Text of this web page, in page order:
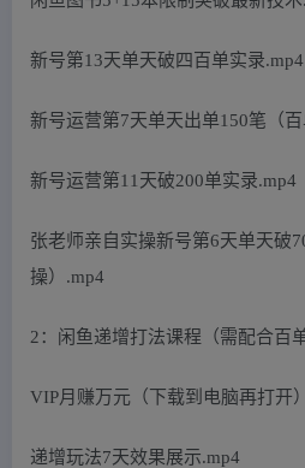
新号第13天单天破四百单实录.mp4
新号运营第7天单天出单150笔（
新号运营第11天破200单实录.mp4
张老师亲自实操新号第6天单天破
操）.mp4
2：闲鱼递增打法课程（需配合百
VIP月赚万元（下载到电脑再打开
递增玩法7天效果展示.mp4